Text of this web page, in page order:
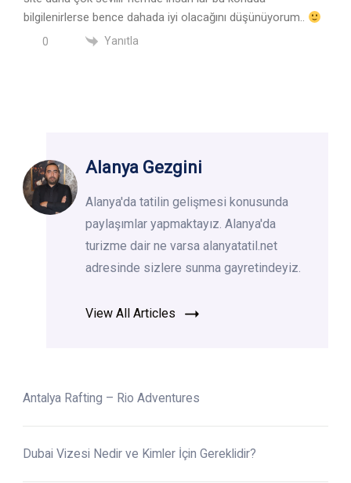
bilgilenirlerse bence dahada iyi olacağını düşünüyorum..
0 Yanıtla
Alanya Gezgini
Alanya'da tatilin gelişmesi konusunda
paylaşımlar yapmaktayız. Alanya'da
turizme dair ne varsa alanyatatil.net
adresinde sizlere sunma gayretindeyiz.
View All Articles
Antalya Rafting – Rio Adventures
Dubai Vizesi Nedir ve Kimler İçin Gereklidir?